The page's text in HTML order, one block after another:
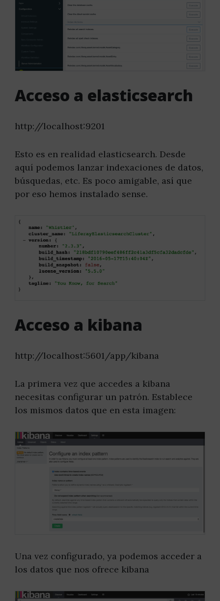
Acceso a elasticsearch
http://localhost:9201
Esto es en realidad elasticsearch. Desde
aquí podemos lanzar indexaciones de datos,
búsquedas, etc. Es poco amigable, así que
por eso hemos instalado sense.
Acceso a kibana
http://localhost:5601/app/kibana
La primera vez que accedes a kibana
necesitas configurar un patrón. Establece
los mismos datos que en esta imagen:
Una vez configurado, ya podemos acceder a
los datos que nos ofrece kibana